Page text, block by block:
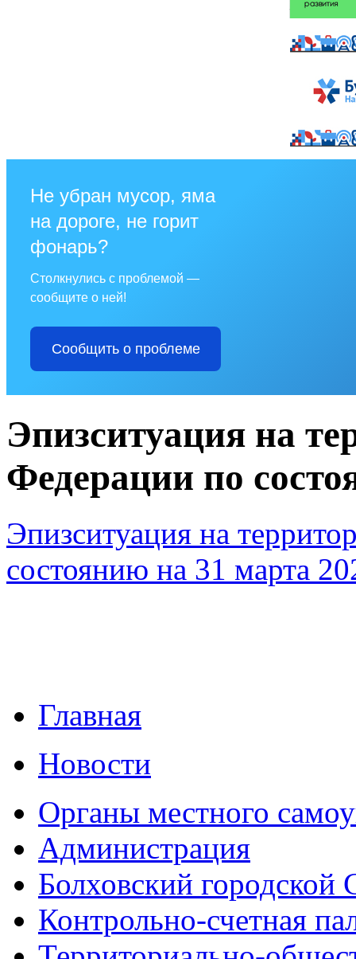
Не убран мусор, яма
на дороге, не горит
фонарь?
Столкнулись с проблемой —
сообщите о ней!
Сообщить о проблеме
Эпизситуация на
Федерации по
Эпизситуация на
состоянию на 31 марта
Главная
Новости
Органы местного
Администрация
Болховский городской
Контрольно-счетная